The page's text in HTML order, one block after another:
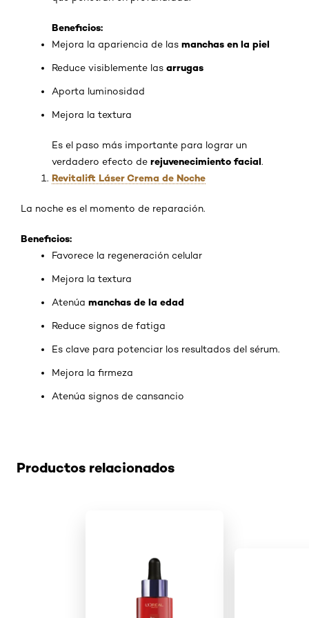
Beneficios:
Mejora la apariencia de las manchas en la piel
Reduce visiblemente las arrugas
Aporta luminosidad
Mejora la textura
Es el paso más importante para lograr un
verdadero efecto de rejuvenecimiento facial.
Revitalift Láser Crema de Noche
La noche es el momento de reparación.
Beneficios:
Favorece la regeneración celular
Mejora la textura
Atenúa manchas de la edad
Reduce signos de fatiga
Es clave para potenciar los resultados del sérum.
Mejora la firmeza
Atenúa signos de cansancio
Productos relacionados